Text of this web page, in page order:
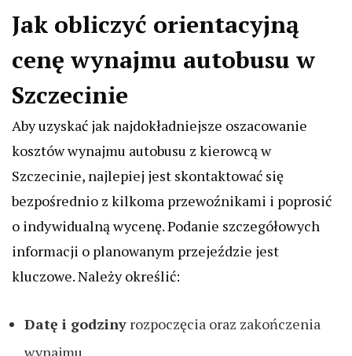
Jak obliczyć orientacyjną
cenę wynajmu autobusu w
Szczecinie
Aby uzyskać jak najdokładniejsze oszacowanie
kosztów wynajmu autobusu z kierowcą w
Szczecinie, najlepiej jest skontaktować się
bezpośrednio z kilkoma przewoźnikami i poprosić
o indywidualną wycenę. Podanie szczegółowych
informacji o planowanym przejeździe jest
kluczowe. Należy określić:
Datę i godziny rozpoczęcia oraz zakończenia
wynajmu.